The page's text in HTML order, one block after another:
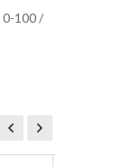
0-100 /